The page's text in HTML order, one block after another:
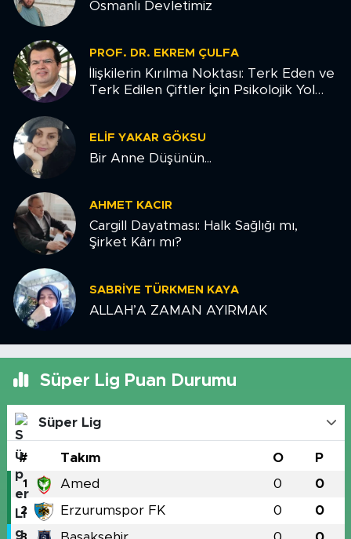
Osmanlı Devletimiz
PROF. DR. EKREM ÇULFA
İlişkilerin Kırılma Noktası: Terk Eden ve
Terk Edilen Çiftler İçin Psikolojik Yol
ELIF YAKAR GÖKSU
Bir Anne Düşünün...
AHMET KACIR
Cargill Dayatması: Halk Sağlığı mı,
Şirket Kârı mı?
SABRIYE TÜRKMEN KAYA
ALLAH’A ZAMAN AYIRMAK
Süper Lig Puan Durumu
Süper Lig
# Takım O P
1 Amed 0 0
2 Erzurumspor FK 0 0